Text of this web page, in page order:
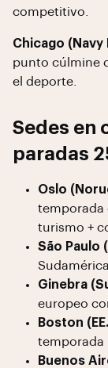
competitivo.
Chicago (Navy
punto cúlmine
el deporte.
Sedes en
paradas
Oslo
temporada
turismo +
São Paulo
Ginebra
europeo
Boston
temporada
Buenos